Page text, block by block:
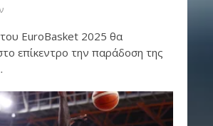
EuroBasket 2025 θα
επίκεντρο την παράδοση της